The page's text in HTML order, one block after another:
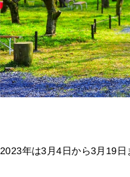
2023年は3月4日から3月19日